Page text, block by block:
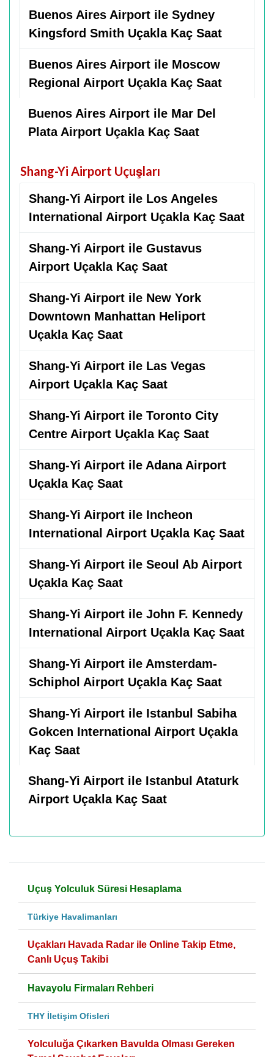
Buenos Aires Airport ile Sydney
Kingsford Smith Uçakla Kaç Saat
Buenos Aires Airport ile Moscow
Regional Airport Uçakla Kaç Saat
Buenos Aires Airport ile Mar Del
Plata Airport Uçakla Kaç Saat
Shang-Yi Airport Uçuşları
Shang-Yi Airport ile Los Angeles
International Airport Uçakla Kaç Saat
Shang-Yi Airport ile Gustavus
Airport Uçakla Kaç Saat
Shang-Yi Airport ile New York
Downtown Manhattan Heliport
Uçakla Kaç Saat
Shang-Yi Airport ile Las Vegas
Airport Uçakla Kaç Saat
Shang-Yi Airport ile Toronto City
Centre Airport Uçakla Kaç Saat
Shang-Yi Airport ile Adana Airport
Uçakla Kaç Saat
Shang-Yi Airport ile Incheon
International Airport Uçakla Kaç Saat
Shang-Yi Airport ile Seoul Ab Airport
Uçakla Kaç Saat
Shang-Yi Airport ile John F. Kennedy
International Airport Uçakla Kaç Saat
Shang-Yi Airport ile Amsterdam-
Schiphol Airport Uçakla Kaç Saat
Shang-Yi Airport ile Istanbul Sabiha
Gokcen International Airport Uçakla
Kaç Saat
Shang-Yi Airport ile Istanbul Ataturk
Airport Uçakla Kaç Saat
Uçuş Yolculuk Süresi Hesaplama
Türkiye Havalimanları
Uçakları Havada Radar ile Online Takip Etme,
Canlı Uçuş Takibi
Havayolu Firmaları Rehberi
THY İletişim Ofisleri
Yolculuğa Çıkarken Bavulda Olması Gereken